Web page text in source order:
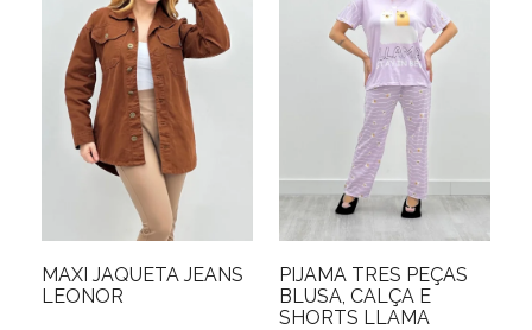
MAXI JAQUETA JEANS
LEONOR
PIJAMA TRES PEÇAS
BLUSA, CALÇA E
SHORTS LLAMA